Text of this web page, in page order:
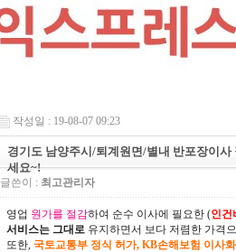
작성일 : 19-08-07 09:23
경기도 남양주시/퇴계원면/별내 반포장이
세요~!
글쓴이 : 최고관리자
영업 원가를 절감하여 순수 이사에 필요한 (인건
서비스는 그대로 유지하면서 보다 저렴한 가격
또한, 국토교통부 정식 허가, KB손해보험 이사